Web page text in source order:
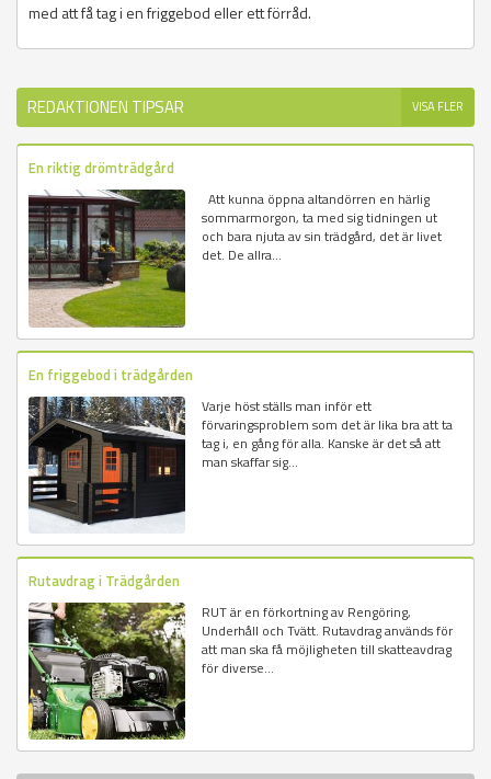
med att få tag i en friggebod eller ett förråd.
REDAKTIONEN TIPSAR VISA FLER
En riktig drömträdgård
Att kunna öppna altandörren en härlig
sommarmorgon, ta med sig tidningen ut
och bara njuta av sin trädgård, det är livet
det. De allra...
En friggebod i trädgården
Varje höst ställs man inför ett
förvaringsproblem som det är lika bra att ta
tag i, en gång för alla. Kanske är det så att
man skaffar sig...
Rutavdrag i Trädgården
RUT är en förkortning av Rengöring,
Underhåll och Tvätt. Rutavdrag används för
att man ska få möjligheten till skatteavdrag
för diverse...